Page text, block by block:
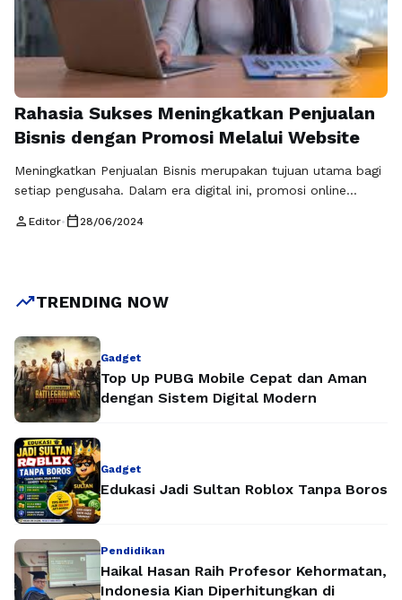
Rahasia Sukses Meningkatkan Penjualan
Bisnis dengan Promosi Melalui Website
Meningkatkan Penjualan Bisnis merupakan tujuan utama bagi
setiap pengusaha. Dalam era digital ini, promosi online
efektif dalam mencapai tujuan tersebut. Dengan
online melalui website memainkan peran yang krusial …
person Editor• calendar_today 28/06/2024
trending_upTRENDING NOW
Gadget
Top Up PUBG Mobile Cepat dan Aman
dengan Sistem Digital Modern
Gadget
Edukasi Jadi Sultan Roblox Tanpa Boros
Pendidikan
Haikal Hasan Raih Profesor Kehormatan,
Indonesia Kian Diperhitungkan di